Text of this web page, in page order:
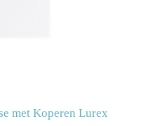
met Koperen Lurex